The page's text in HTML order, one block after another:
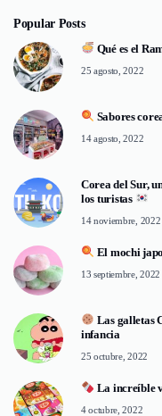
Popular Posts
Qué es el
25 agosto, 2022
Sabores
14 agosto, 2022
Corea del Sur,
los turistas
14 noviembre, 2022
El mochi
13 septiembre, 2022
Las galletas
infancia
25 octubre, 2022
La increíble
4 octubre, 2022